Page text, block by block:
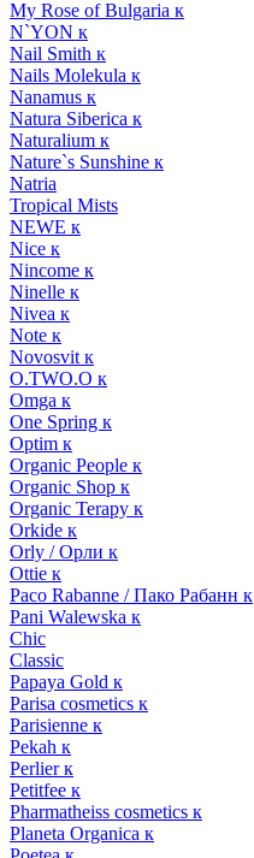
My Rose of Bulgaria к
N`YON к
Nail Smith к
Nails Molekula к
Nanamus к
Natura Siberica к
Naturalium к
Nature`s Sunshine к
Natria
Tropical Mists
NEWE к
Nice к
Nincome к
Ninelle к
Nivea к
Note к
Novosvit к
O.TWO.O к
Omga к
One Spring к
Optim к
Organic People к
Organic Shop к
Organic Terapy к
Orkide к
Orly / Орли к
Ottie к
Paco Rabanne / Пако Рабанн к
Pani Walewska к
Chic
Classic
Papaya Gold к
Parisa cosmetics к
Parisienne к
Pekah к
Perlier к
Petitfee к
Pharmatheiss cosmetics к
Planeta Organica к